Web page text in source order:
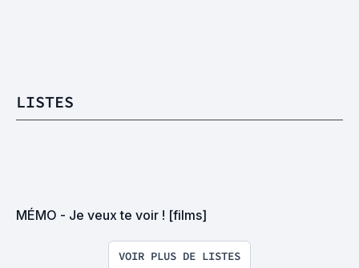
LISTES
MÉMO - Je veux te voir ! [films]
VOIR PLUS DE LISTES